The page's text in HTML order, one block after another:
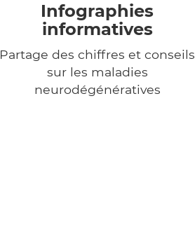
Infographies
informatives
Partage des chiffres et conseils
sur les maladies
neurodégénératives